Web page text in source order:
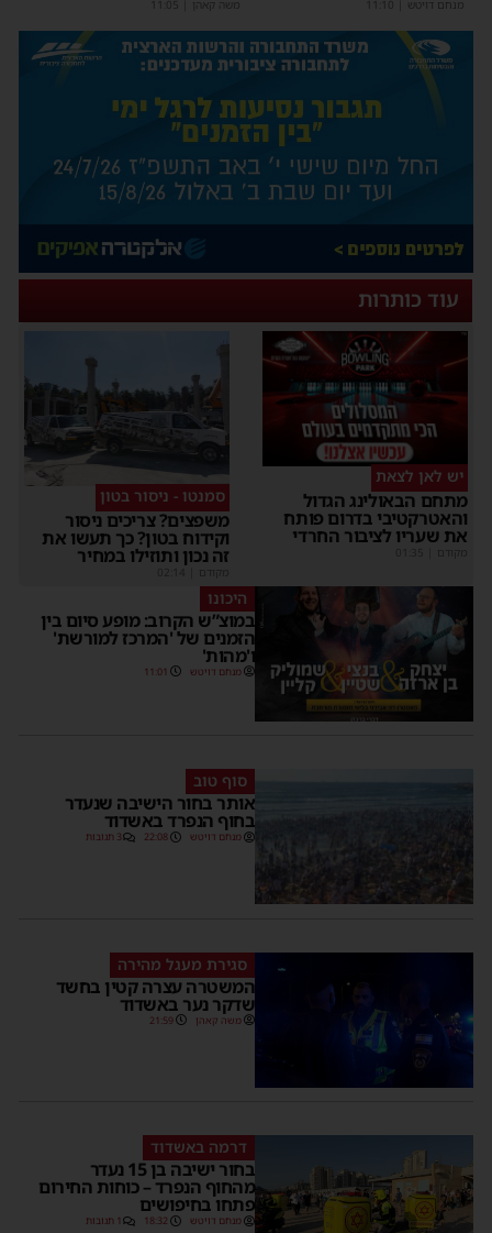
מנחם דויטש משה קאהן 11:05
עוד כותרות
יש לאן לצאת
מתחם הבאולינג הגדול
והאטרקטיבי בדרום פותח
את שעריו לציבור החרדי
מקודם
סמנטו - ניסור בטון
משפצים? צריכים ניסור
וקידוח בטון? כך תעשו את
זה נכון ותוזילו במחיר
מקודם
היכונו
במוצ”ש הקרוב: מופע סיום בין
הזמנים של 'המרכז למורשת'
ו'מהות'
מנחם דויטש 11:01
סוף טוב
אותר בחור הישיבה שנעדר
בחוף הנפרד באשדוד
מנחם דויטש 22:08 3 תגובות
סגירת מעגל מהירה
המשטרה עצרה קטין בחשד
שדקר נער באשדוד
משה קאהן 21:59
דרמה באשדוד
בחור ישיבה בן 15 נעדר
מהחוף הנפרד – כוחות החירום
פתחו בחיפושים
מנחם דויטש 18:32 1 תגובות